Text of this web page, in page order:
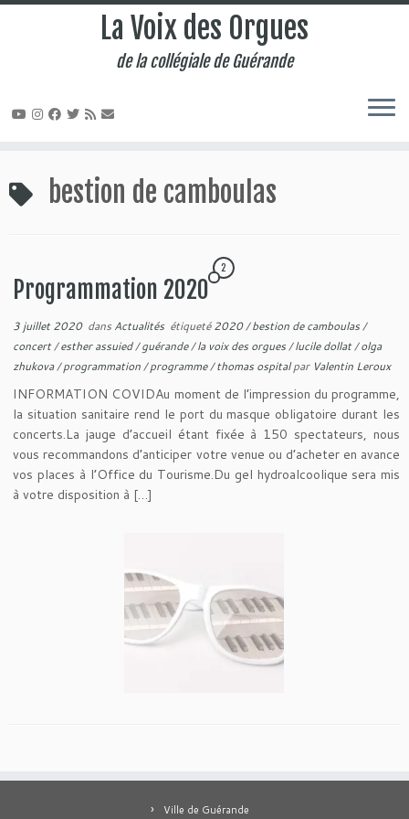
au
contenu
La Voix des Orgues
de la collégiale de Guérande
bestion de camboulas
Programmation 2020
2
3 juillet 2020dans Actualités étiqueté2020/bestion de camboulas/
concert/esther assuied/guérande/la voix des orgues/lucile dollat/olga
zhukova/programmation/programme/thomas ospitalpar Valentin Leroux
INFORMATION COVIDAu moment de l’impression du programme,
la situation sanitaire rend le port du masque obligatoire durant les
concerts.La jauge d’accueil étant fixée à 150 spectateurs, nous
vous recommandons d’anticiper votre venue ou d’acheter en avance
vos places à l’Office du Tourisme.Du gel hydroalcoolique sera mis
à votre disposition à […]
Ville de Guérande